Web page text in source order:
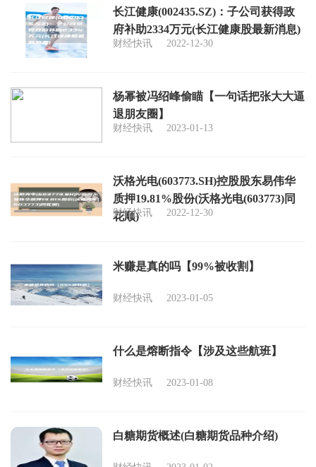
长江健康(002435.SZ)：子公司获得政
府补助2334万元(长江健康股最新消息)
财经快讯 2022-12-30
杨幂被冯绍峰偷瞄【一句话把张大大逼
退朋友圈】
财经快讯 2023-01-13
沃格光电(603773.SH)控股股东易伟华
质押19.81%股份(沃格光电(603773)同
花顺)
财经快讯 2022-12-30
米赚是真的吗【99%被收割】
财经快讯 2023-01-05
什么是熔断指令【涉及这些航班】
财经快讯 2023-01-08
白糖期货概述(白糖期货品种介绍)